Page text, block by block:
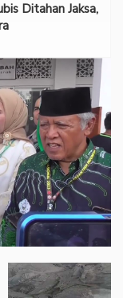
Ditahan Jaksa,